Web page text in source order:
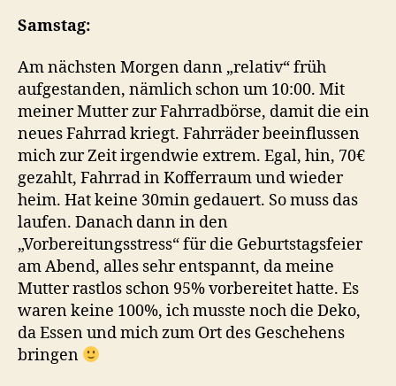
Samstag:
Am nächsten Morgen dann „relativ“ früh
aufgestanden, nämlich schon um 10:00. Mit
meiner Mutter zur Fahrradbörse, damit die ein
neues Fahrrad kriegt. Fahrräder beeinflussen
mich zur Zeit irgendwie extrem. Egal, hin, 70€
gezahlt, Fahrrad in Kofferraum und wieder
heim. Hat keine 30min gedauert. So muss das
laufen. Danach dann in den
„Vorbereitungsstress“ für die Geburtstagsfeier
am Abend, alles sehr entspannt, da meine
Mutter rastlos schon 95% vorbereitet hatte. Es
waren keine 100%, ich musste noch die Deko,
da Essen und mich zum Ort des Geschehens
bringen